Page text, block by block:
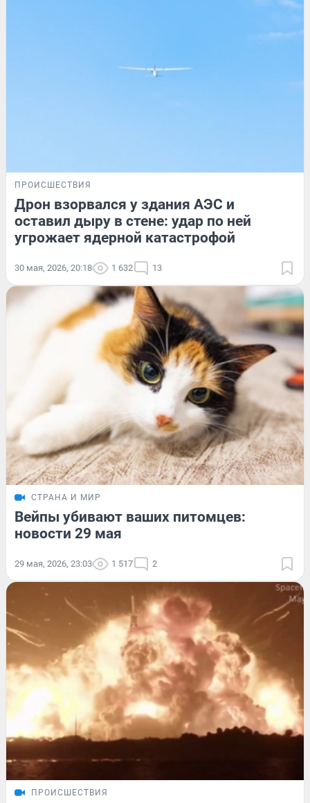
ПРОИСШЕСТВИЯ
Дрон взорвался у здания АЭС и
оставил дыру в стене: удар по ней
угрожает ядерной катастрофой
30 мая, 2026, 20:18 1 632 13
СТРАНА И МИР
Вейпы убивают ваших питомцев:
новости 29 мая
29 мая, 2026, 23:03 1 517 2
ПРОИСШЕСТВИЯ